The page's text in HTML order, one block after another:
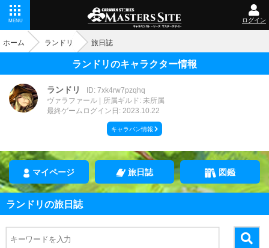
MENU ログイン
ホーム ランドリ 旅日誌
ランドリのキャラクター情報
ランドリ
ID: 7xk4rw7pzqhq
ヴァラファール
所属ギルド: 未所属
最終ゲームログイン日: 2023.10.22
キャラバン情報
マイページ 旅日誌 図鑑
ランドリの旅日誌